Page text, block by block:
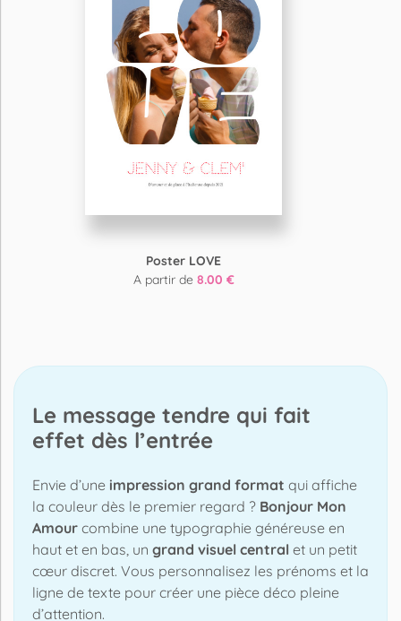
Poster LOVE
A partir de 8.00 €
Le message tendre qui fait
effet dès l’entrée
Envie d’une impression grand format qui affiche
la couleur dès le premier regard ? Bonjour Mon
Amour combine une typographie généreuse en
haut et en bas, un grand visuel central et un petit
cœur discret. Vous personnalisez les prénoms et la
ligne de texte pour créer une pièce déco pleine
d’attention.